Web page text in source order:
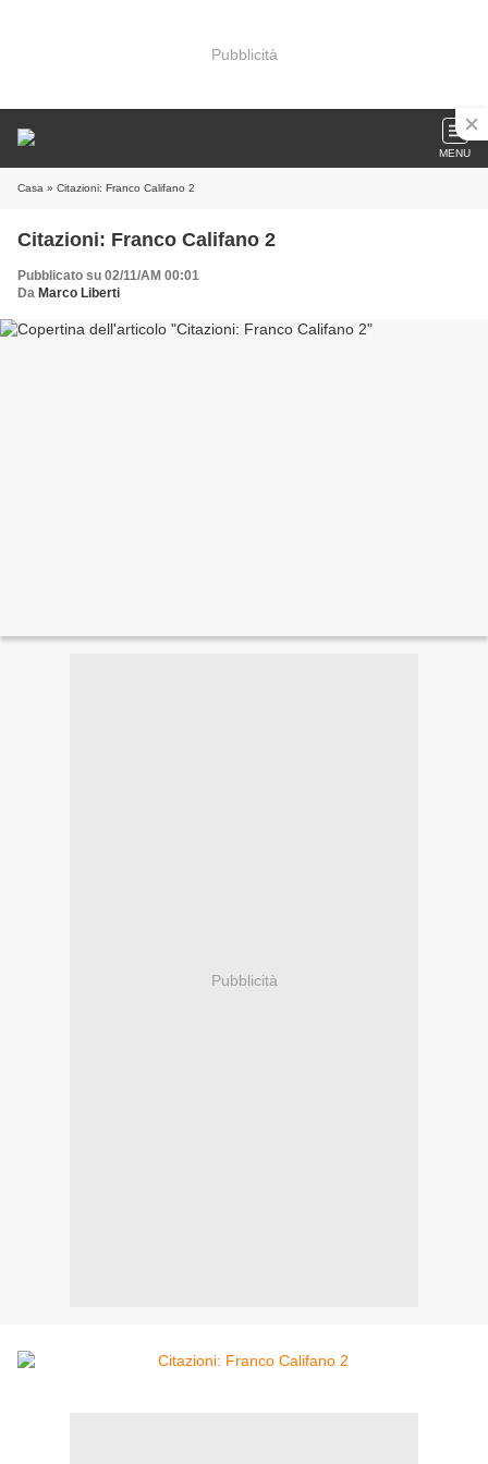
Pubblicità
MENU
Casa » Citazioni: Franco Califano 2
Citazioni: Franco Califano 2
Pubblicato su 02/11/AM 00:01
Da Marco Liberti
Pubblicità